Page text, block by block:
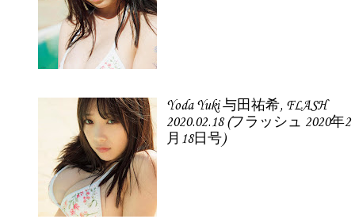
Yoda Yuki 与田祐希, FLASH
2020.02.18 (フラッシュ 2020年2
月18日号)